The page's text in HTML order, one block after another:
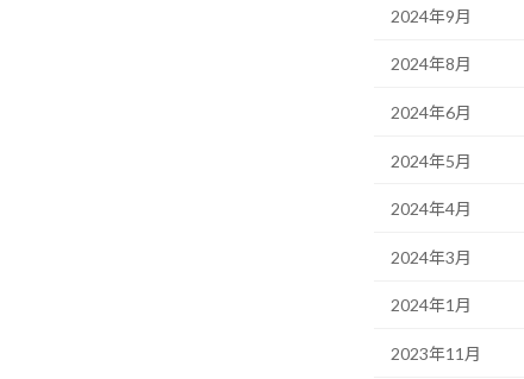
2024年9月
2024年8月
2024年6月
2024年5月
2024年4月
2024年3月
2024年1月
2023年11月